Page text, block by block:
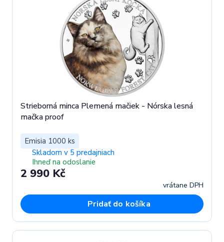
Strieborná minca Plemená mačiek - Nórska lesná
mačka proof
Emisia 1000 ks
Skladom v 5 predajniach
Ihneď na odoslanie
2 990 Kč
vrátane DPH
Pridať do košíka